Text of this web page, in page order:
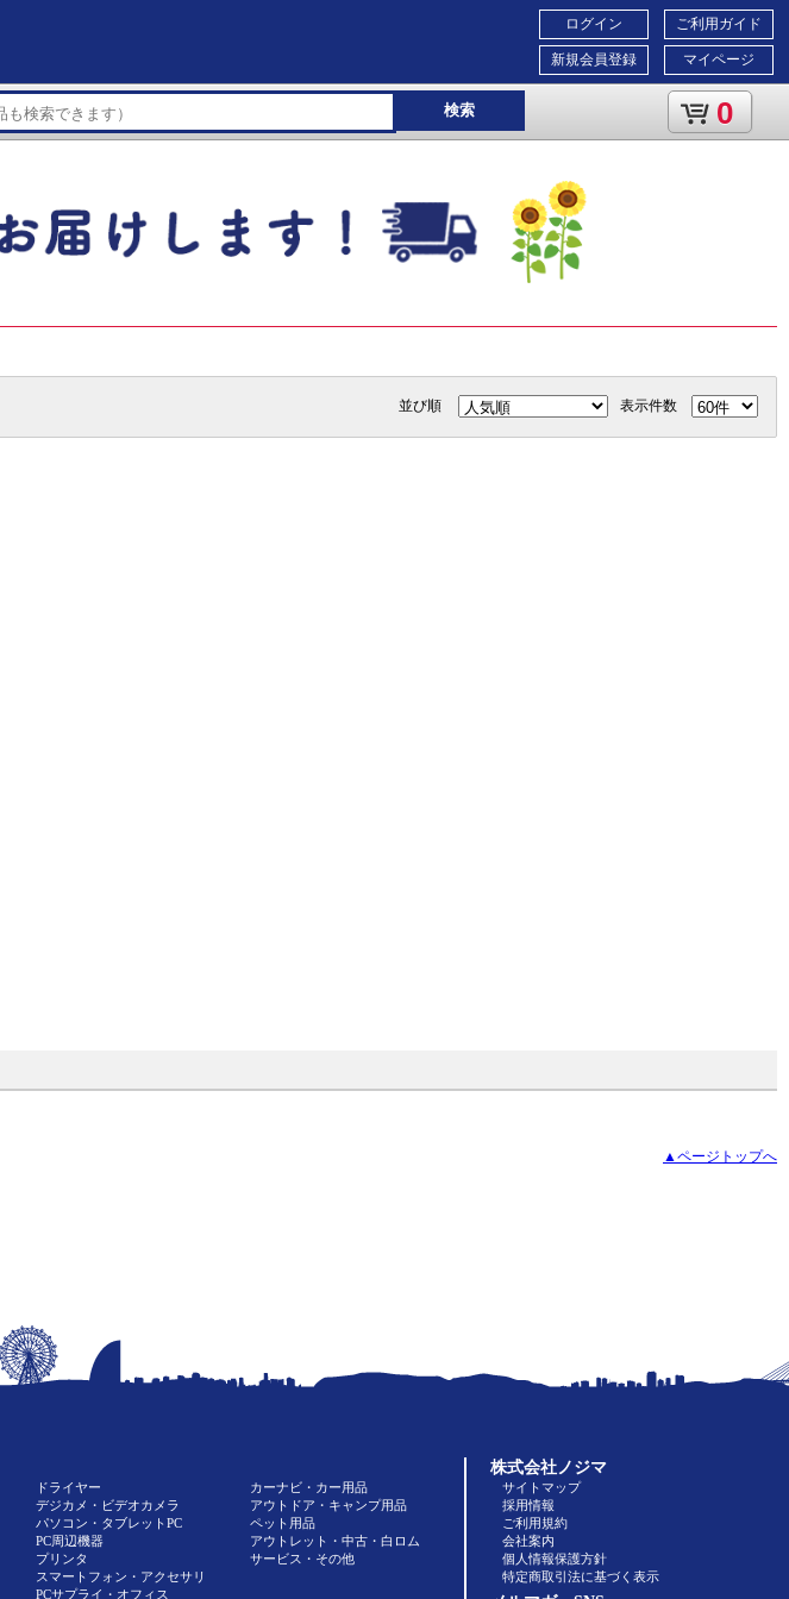
ご利用ガイド
マイページ
ログイン
新規会員登録
検索 0
並び順 表示件数
▲ページトップへ
ドライヤー
デジカメ・ビデオカメラ
パソコン・タブレットPC
PC周辺機器
プリンタ
スマートフォン・アクセサリ
PCサプライ・オフィス
カーナビ・カー用品
アウトドア・キャンプ用品
ペット用品
アウトレット・中古・白ロム
サービス・その他
株式会社ノジマ
サイトマップ
採用情報
ご利用規約
会社案内
個人情報保護方針
特定商取引法に基づく表示